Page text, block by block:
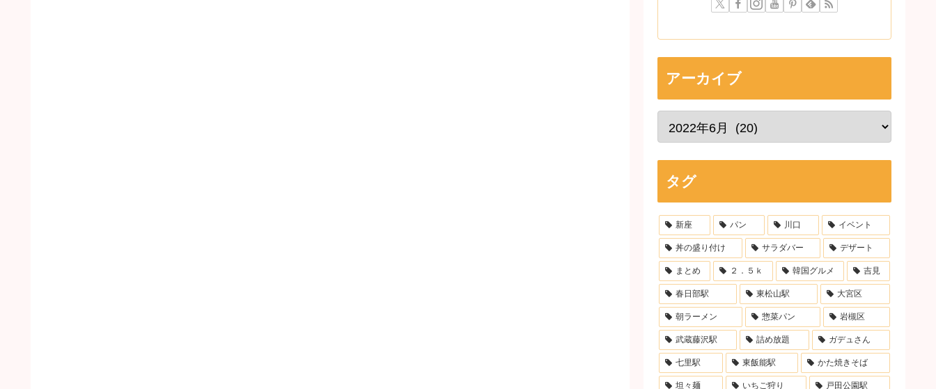
アーカイブ
タグ
新座 パン 川口 イベント
丼の盛り付け サラダバー デザート
まとめ ２．５ｋ 韓国グルメ 吉見
春日部駅 東松山駅 大宮区
朝ラーメン 惣菜パン 岩槻区
武蔵藤沢駅 詰め放題 ガデュさん
七里駅 東飯能駅 かた焼きそば
坦々麺 いちご狩り 戸田公園駅